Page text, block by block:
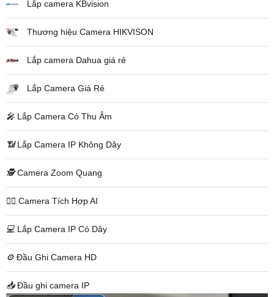
Lắp camera KBvision
Thương hiệu Camera HIKVISON
Lắp camera Dahua giá rẻ
Lắp Camera Giá Rẻ
️🎤️ Lắp Camera Có Thu Âm
📶Lắp Camera IP Không Dây
🕵️Camera Zoom Quang
🧛‍♀️ Camera Tích Hợp AI
💻 Lắp Camera IP Có Dây
⚙️ Đầu Ghi Camera HD
📥Đầu ghi camera IP